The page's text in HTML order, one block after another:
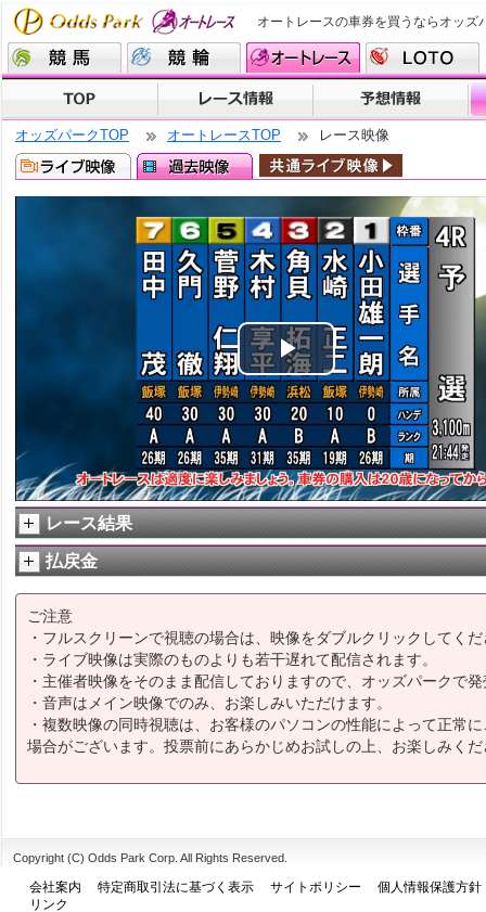
オートレースの車券を買うならオッズ
オッズパークTOP オートレースTOP レース映像
Play
Video
レース結果
払戻金
ご注意
・フルスクリーンで視聴の場合は、映像をダブルクリックしてく
・ライブ映像は実際のものよりも若干遅れて配信されます。
・主催者映像をそのまま配信しておりますので、オッズパークで
・音声はメイン映像でのみ、お楽しみいただけます。
・複数映像の同時視聴は、お客様のパソコンの性能によって正常
場合がございます。投票前にあらかじめお試しの上、お楽しみく
Copyright (C) Odds Park Corp. All Rights Reserved.
会社案内 特定商取引法に基づく表示 サイトポリシー
個人情報保護方針
リンク